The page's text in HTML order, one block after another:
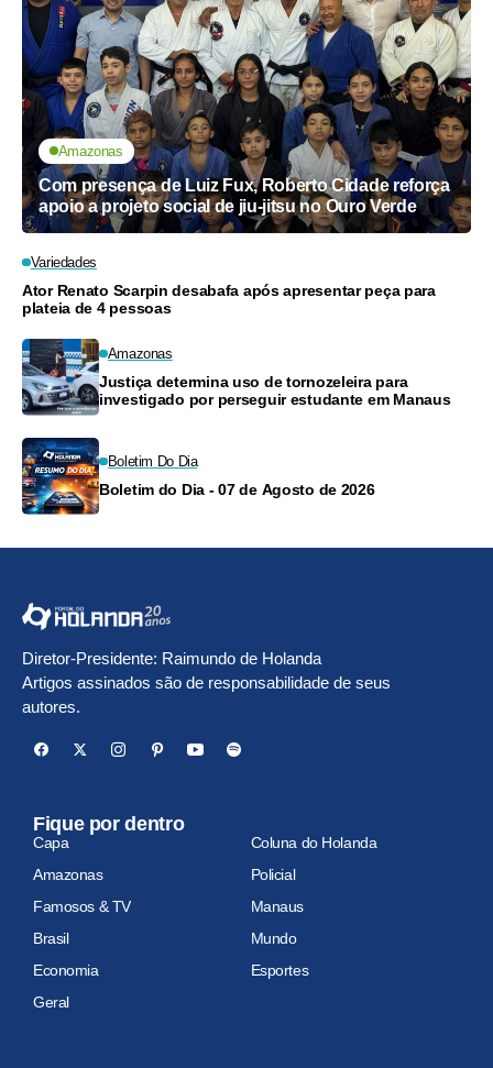
Amazonas
Com presença de Luiz Fux, Roberto Cidade reforça
apoio a projeto social de jiu-jitsu no Ouro Verde
Variedades
Ator Renato Scarpin desabafa após apresentar peça para
plateia de 4 pessoas
Amazonas
Justiça determina uso de tornozeleira para
investigado por perseguir estudante em Manaus
Boletim Do Dia
Boletim do Dia - 07 de Agosto de 2026
Diretor-Presidente: Raimundo de Holanda
Artigos assinados são de responsabilidade de seus
autores.
Fique por dentro
Capa
Coluna do Holanda
Amazonas
Policial
Famosos & TV
Manaus
Brasil
Mundo
Economia
Esportes
Geral